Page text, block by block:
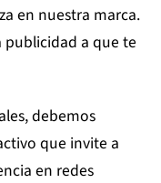
en nuestra marca.
publicidad a que te
debemos
que invite a
en redes